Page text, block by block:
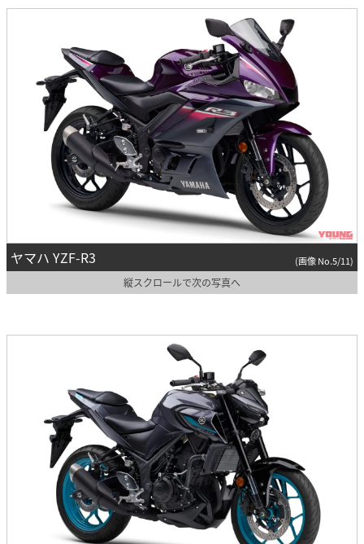
ヤマハ YZF-R3 (画像 No.5/11)
縦スクロールで次の写真へ